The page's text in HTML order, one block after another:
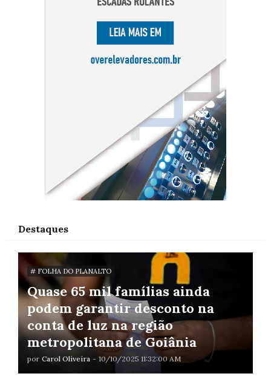
Destaques
# FOLHA DO PLANALTO
Quase 65 mil famílias ainda
podem garantir desconto na
conta de luz na região
metropolitana de Goiânia
por Carol Oliveira - 10/10/2025 11:32:00 AM